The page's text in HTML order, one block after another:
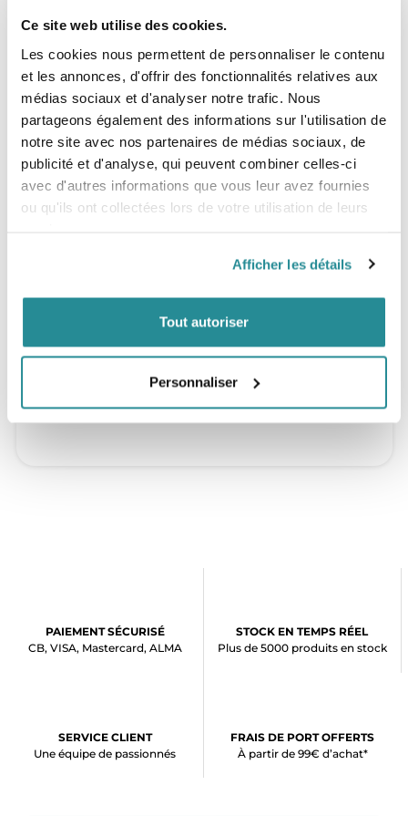
Ce site web utilise des cookies.
Les cookies nous permettent de personnaliser le contenu
et les annonces, d'offrir des fonctionnalités relatives aux
médias sociaux et d'analyser notre trafic. Nous
partageons également des informations sur l'utilisation de
notre site avec nos partenaires de médias sociaux, de
publicité et d'analyse, qui peuvent combiner celles-ci
avec d'autres informations que vous leur avez fournies
ou qu'ils ont collectées lors de votre utilisation de leurs
Afficher les détails
Tout autoriser
Personnaliser
PAIEMENT SÉCURISÉ
CB, VISA, Mastercard, ALMA
STOCK EN TEMPS RÉEL
Plus de 5000 produits en stock
SERVICE CLIENT
Une équipe de passionnés
FRAIS DE PORT OFFERTS
À partir de 99€ d’achat*